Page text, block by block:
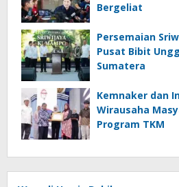
Bergeliat
Persemaian
Pusat Bibit
Sumatera
Kemnaker dan
Wirausaha
Program TKM